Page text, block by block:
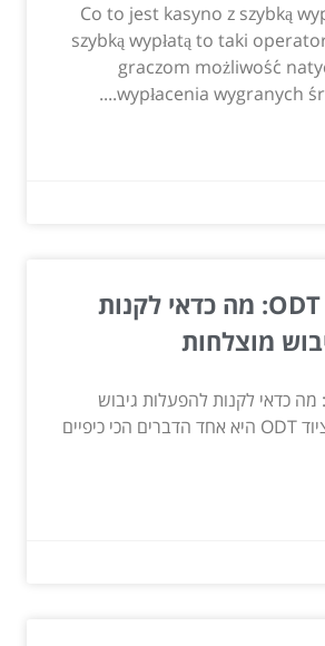
Co to jest kasyno z szybką
szybką wypłatą to taki
graczom możliwość
wypłacenia wygranych
רכישת ציוד ODT: מה כדאי לקנות
מוצלחות
רכישת ציוד ODT: מה כדאי לקנות להפעלות גיבוש
מוצלחות רכישת ציוד ODT היא אחד הדברים הכי כיפיים